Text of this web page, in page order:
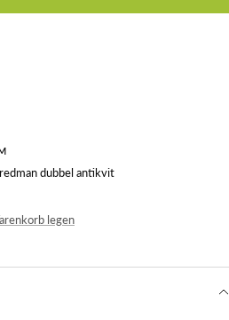
dubbel antikvit
legen